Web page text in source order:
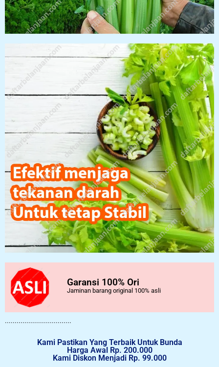
Garansi 100% Ori
Jaminan barang original 100% asli
..................................
Kami Pastikan Yang Terbaik Untuk Bunda
Harga Awal Rp. 200.000
Kami Diskon Menjadi Rp. 99.000